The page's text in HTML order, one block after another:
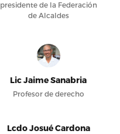
presidente de la Federación
de Alcaldes
Lic Jaime Sanabria
Profesor de derecho
Lcdo Josué Cardona